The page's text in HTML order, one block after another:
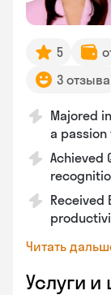
5
3 отзыва
Majored
a
Achieved
Received
Читать
Услуги и